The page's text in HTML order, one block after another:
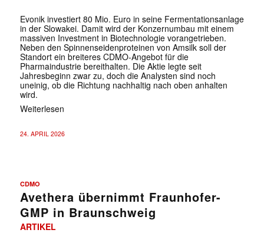
Evonik investiert 80 Mio. Euro in seine Fermentationsanlage
in der Slowakei. Damit wird der Konzernumbau mit einem
massiven Investment in Biotechnologie vorangetrieben.
Neben den Spinnenseidenproteinen von Amsilk soll der
Standort ein breiteres CDMO-Angebot für die
Pharmaindustrie bereithalten. Die Aktie legte seit
Jahresbeginn zwar zu, doch die Analysten sind noch
uneinig, ob die Richtung nachhaltig nach oben anhalten
wird.
Weiterlesen
24. APRIL 2026
CDMO
Avethera übernimmt Fraunhofer-
GMP in Braunschweig
ARTIKEL